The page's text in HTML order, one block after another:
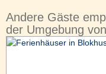
Andere Gäste
der Umgebung